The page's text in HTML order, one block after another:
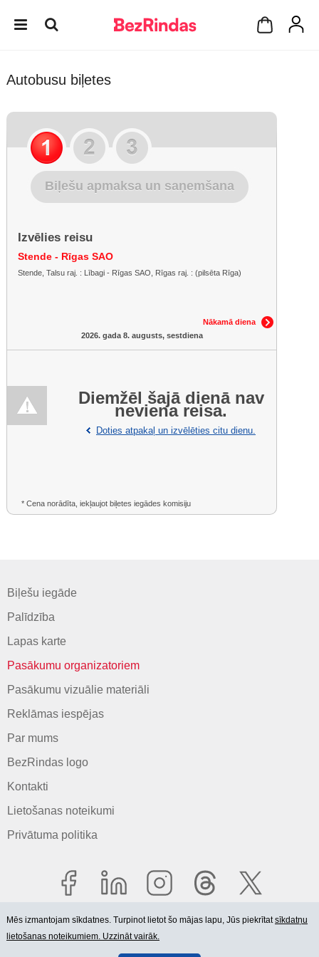
Autobusu biļetes
Biļešu apmaksa un saņemšana
Izvēlies reisu
Stende - Rīgas SAO
Stende, Talsu raj. : Lībagi - Rīgas SAO, Rīgas raj. : (pilsēta Rīga)
Nākamā diena
2026. gada 8. augusts, sestdiena
Diemžēl šajā dienā nav
neviena reisa.
Doties atpakaļ un izvēlēties citu dienu.
* Cena norādīta, iekļaujot biļetes iegādes komisiju
Biļešu iegāde
Palīdzība
Lapas karte
Pasākumu organizatoriem
Pasākumu vizuālie materiāli
Reklāmas iespējas
Par mums
BezRindas logo
Kontakti
Lietošanas noteikumi
Privātuma politika
© 2006-2026 SIA "BEZRINDAS.LV".
Mēs izmantojam sīkdatnes. Turpinot lietot šo mājas lapu, Jūs piekrītatsīkdatņu
lietošanas noteikumiem. Uzzināt vairāk.